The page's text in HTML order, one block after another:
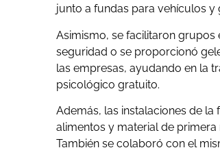
junto a fundas para vehículos y
Asimismo, se facilitaron
seguridad o se proporcionó
las empresas, ayudando en la
psicológico gratuito.
Además, las instalaciones de
alimentos y material de
También se colaboró con el